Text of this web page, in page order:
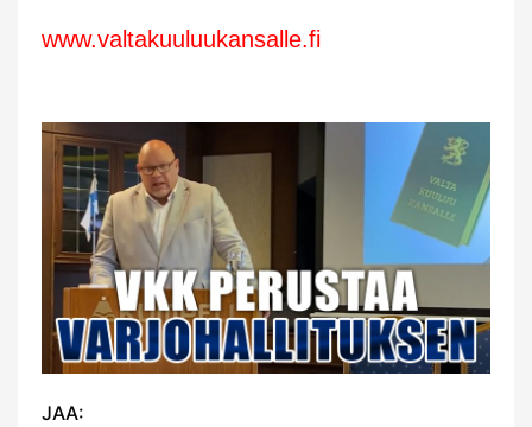
www.valtakuuluukansalle.fi
JAA: